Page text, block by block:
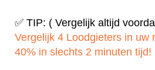
✅ TIP: ( Vergelijk altijd
Vergelijk 4 Loodgieters in uw
40% in slechts 2 minuten tijd!